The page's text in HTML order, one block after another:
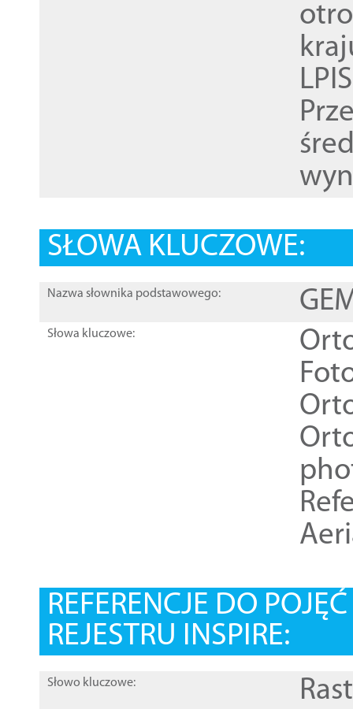
SŁOWA KLUCZOWE:
Nazwa słownika podstawowego:
Słowa kluczowe:
REFERENCJE DO
REJESTRU INSPIRE:
Słowo kluczowe: